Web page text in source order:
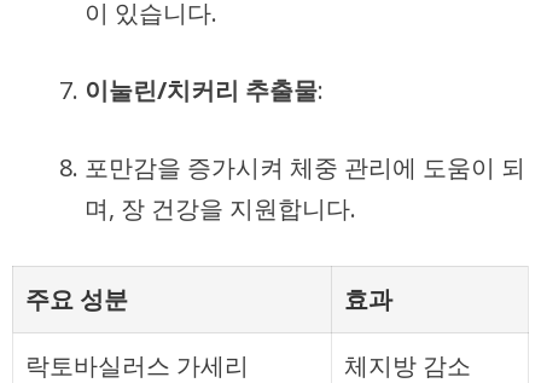
이 있습니다.
이눌린/치커리 추출물:
포만감을 증가시켜 체중 관리에 도움이 되
며, 장 건강을 지원합니다.
주요 성분 효과
락토바실러스 가세리 체지방 감소